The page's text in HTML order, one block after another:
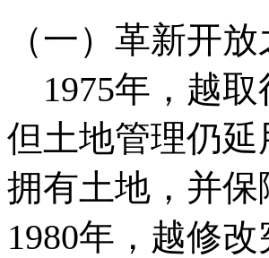
（一）革新开
1975年，越取
但土地管理仍
拥有土地，并
1980年，越修